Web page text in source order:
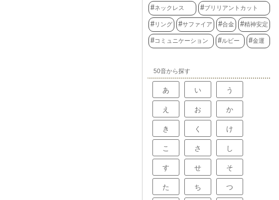
ネックレス ブリリアントカット
リング サファイア 合金 精神安定
コミュニケーション ルビー 金運
50音から探す
あ い う
え お か
き く け
こ さ し
す せ そ
た ち つ